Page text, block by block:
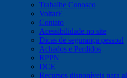
Trabalhe Conosco
VoltarE
Contato
Acessibilidade no site
Dicas de segurança pessoal
Achados e Perdidos
RPPN
DCE
Recursos disponíveis para